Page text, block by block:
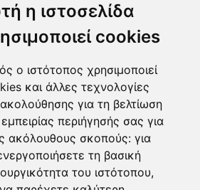
η ιστοσελίδα
cookies
ο ιστότοπος χρησιμοποιεί
και άλλες τεχνολογίες
για τη βελτίωση
περιήγησής σας για
ακόλουθους σκοπούς: για
τη βασική
του ιστότοπου,
ΕΙΔΗΣΕΩΝ 9 8 26
|SNG Services
Όροι Χρήσης |Δήλωση
|
Περιεχόμενο
για τα Cookies
με τη σύσταση (ΕΕ)